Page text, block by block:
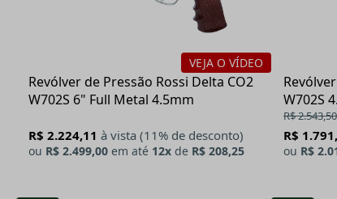
VEJA O VÍDEO
Revólver de Pressão Rossi Delta CO2
W702S 6" Full Metal 4.5mm
R$ 2.224,11 à vista (11% de desconto)
ou R$ 2.499,00 em até 12x de R$ 208,25
W702S
R$ 2.543,50
R$
ou R$